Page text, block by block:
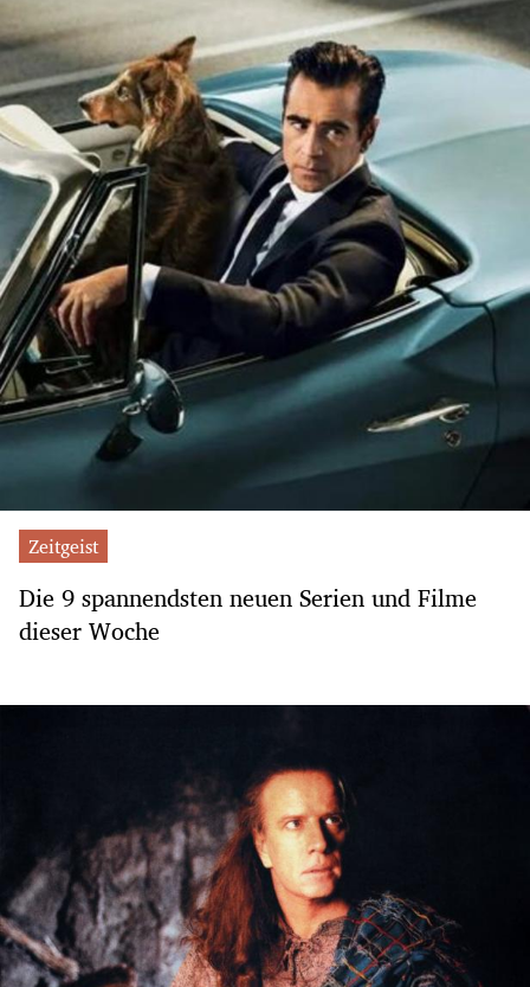
Zeitgeist
Die 9 spannendsten neuen Serien und Filme
dieser Woche